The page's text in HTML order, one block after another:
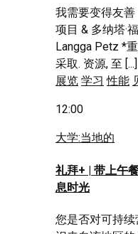
我需要变得友善
项目 & 多纳塔·
Langga Petz *
采取. 资源, 至 [...]
展览 学习 性能
12:00
大学:当地的
礼拜+ | 带上午
息时光
您是否对可持